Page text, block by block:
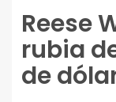
Reese
rubia
de